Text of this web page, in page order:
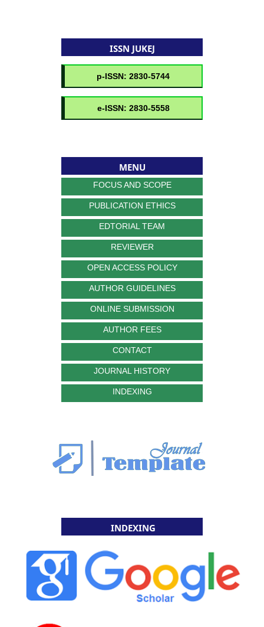
ISSN JUKEJ
MENU
FOCUS AND SCOPE
PUBLICATION ETHICS
EDTORIAL TEAM
REVIEWER
OPEN ACCESS POLICY
AUTHOR GUIDELINES
ONLINE SUBMISSION
AUTHOR FEES
CONTACT
JOURNAL HISTORY
INDEXING
INDEXING